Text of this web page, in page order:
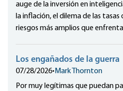
auge de la inversión en
la inflación, el dilema de las tasas
riesgos más amplios que
Los engañados de la guerra
07/28/2026• Mark Thornton
Por muy legítimas que puedan